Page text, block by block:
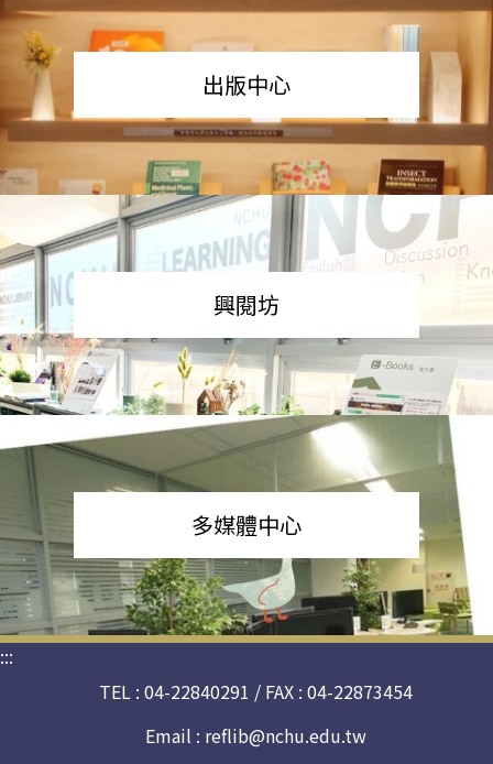
出版中心
興閱坊
多媒體中心
:::
TEL : 04-22840291 / FAX : 04-22873454
Email : reflib@nchu.edu.tw